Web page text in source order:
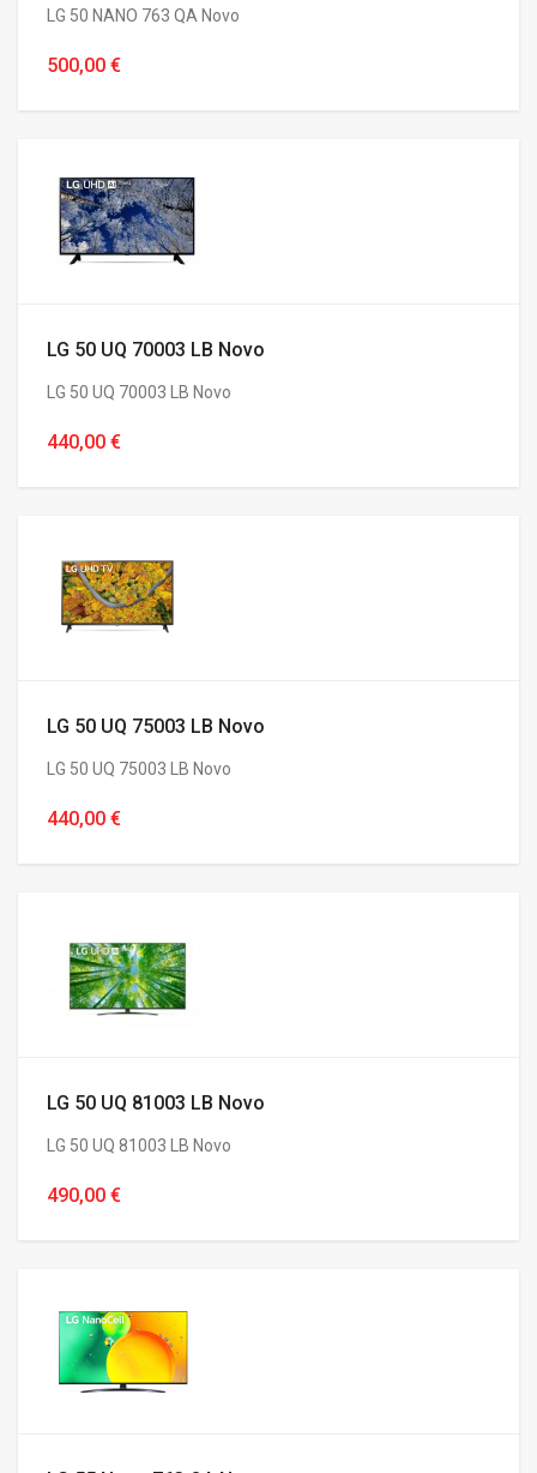
LG 50 NANO 763 QA Novo
500,00 €
LG 50 UQ 70003 LB Novo
LG 50 UQ 70003 LB Novo
440,00 €
LG 50 UQ 75003 LB Novo
LG 50 UQ 75003 LB Novo
440,00 €
LG 50 UQ 81003 LB Novo
LG 50 UQ 81003 LB Novo
490,00 €